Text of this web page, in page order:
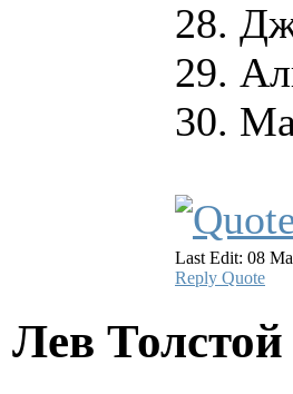
28.
29.
30.
Last Edit: 08
Reply Quote
Лев Толстой